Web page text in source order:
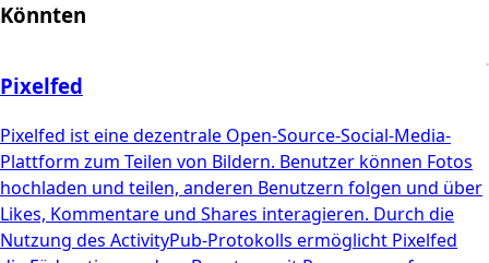
Könnten
Pixelfed
Pixelfed ist eine dezentrale Open-Source-Social-Media-
Plattform zum Teilen von Bildern. Benutzer können Fotos
hochladen und teilen, anderen Benutzern folgen und über
Likes, Kommentare und Shares interagieren. Durch die
Nutzung des ActivityPub-Protokolls ermöglicht Pixelfed